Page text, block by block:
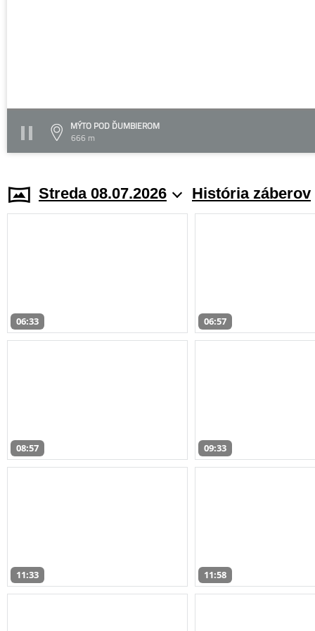
MÝTO POD ĎUMBIEROM
666 m
Streda 08.07.2026 História záberov
06:33 06:57
08:57 09:33
11:33 11:58